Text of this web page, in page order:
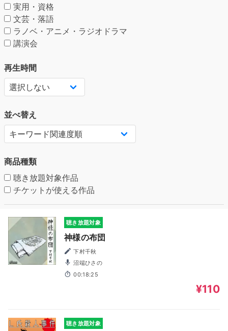
実用・資格
文芸・落語
ラノベ・アニメ・ラジオドラマ
講演会
再生時間
並べ替え
商品種類
聴き放題対象作品
チケットが使える作品
聴き放題対象
神様の布団
下村千秋
沼端ひさの
00:18:25
¥110
聴き放題対象